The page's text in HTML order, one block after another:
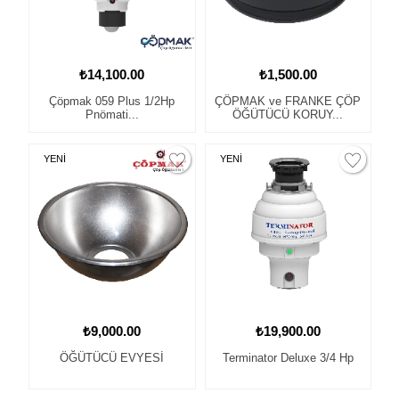
₺14,100.00
Çöpmak 059 Plus 1/2Hp
Pnömati...
₺1,500.00
ÇÖPMAK ve FRANKE ÇÖP
ÖĞÜTÜCÜ KORUY...
YENİ
₺9,000.00
ÖĞÜTÜCÜ EVYESİ
YENİ
₺19,900.00
Terminator Deluxe 3/4 Hp